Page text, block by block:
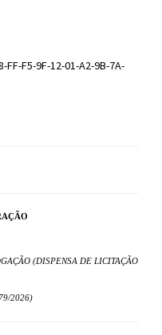
FF-F5-9F-12-01-A2-9B-7A-
(DISPENSA DE LICITAÇÃO
2026)